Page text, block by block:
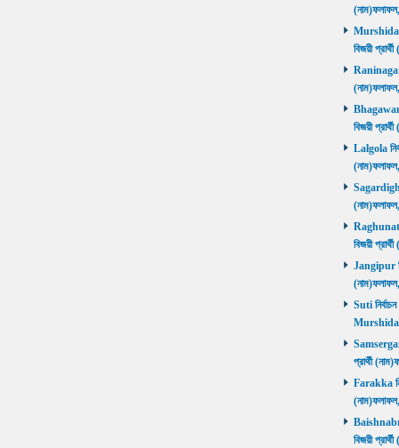
বিজয়ী
Raninagar
বিজয়ী
Lalgola
Sagardighi
বিজয়ী
Jangipur
Suti
প্রার্থী
Farakka
বিজয়ী